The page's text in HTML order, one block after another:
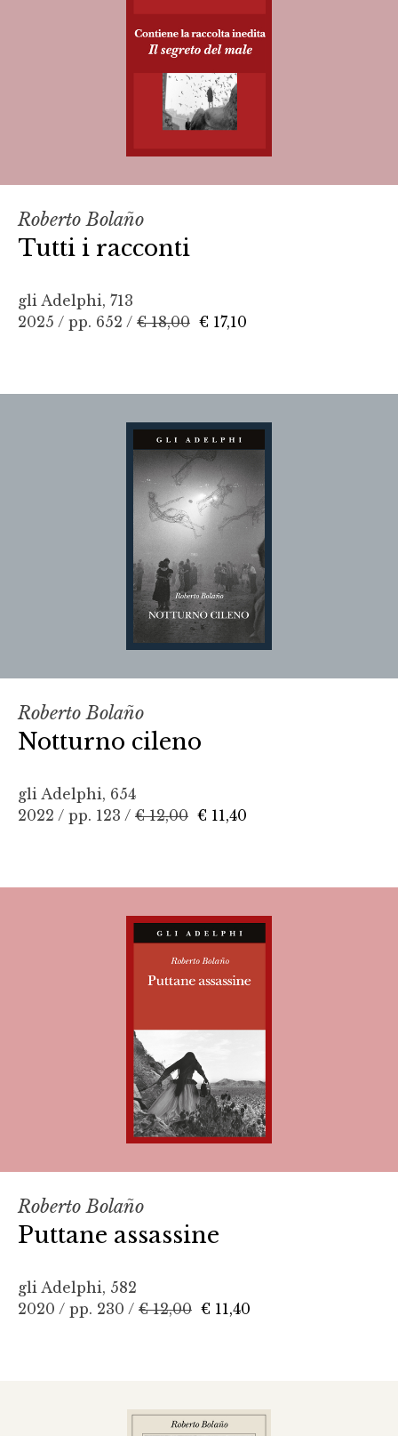
Roberto Bolaño
Tutti i racconti
gli Adelphi, 713
2025 / pp. 652 / € 18,00 € 17,10
Roberto Bolaño
Notturno cileno
gli Adelphi, 654
2022 / pp. 123 / € 12,00 € 11,40
Roberto Bolaño
Puttane assassine
gli Adelphi, 582
2020 / pp. 230 / € 12,00 € 11,40